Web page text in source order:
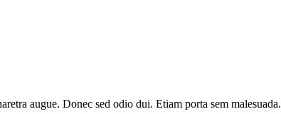
augue. Donec sed odio dui. Etiam porta sem malesuada.